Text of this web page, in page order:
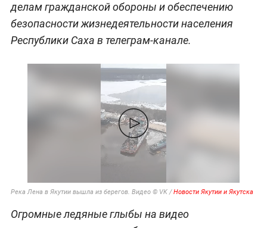
делам гражданской обороны и обеспечению
безопасности жизнедеятельности населения
Республики Саха в телеграм-канале.
Река Лена в Якутии вышла из берегов. Видео © VK /Новости Якутии и Якутска
Огромные ледяные глыбы на видео